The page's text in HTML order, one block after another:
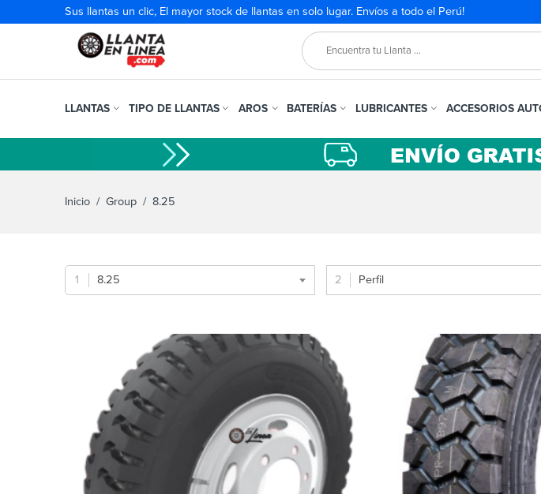
Sus llantas un clic, El mayor stock de llantas en solo lugar. Envíos a todo el Perú!
LLANTAS TIPO DE LLANTAS AROS BATERÍAS LUBRICANTES ACCESORIOS
Inicio / Group / 8.25
8.25 Perfil